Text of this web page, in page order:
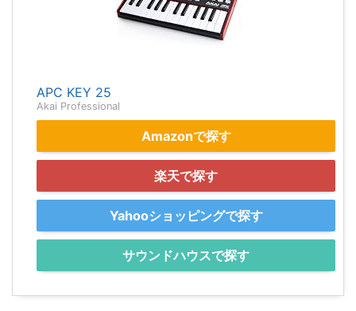
APC KEY 25
Akai Professional
Amazonで探す
楽天で探す
Yahooショッピングで探す
サウンドハウスで探す